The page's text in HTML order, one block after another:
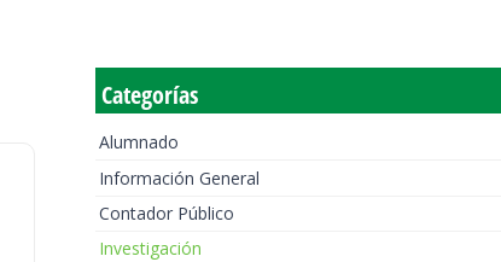
Categorías
Alumnado
Información General
Contador Público
Investigación